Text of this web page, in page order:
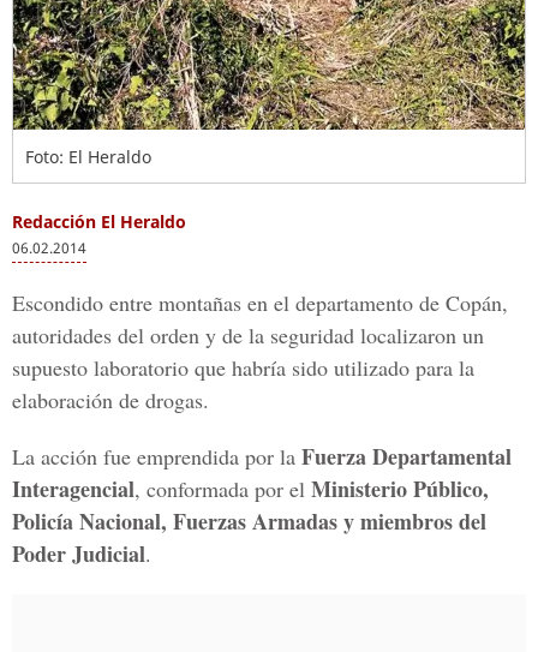
Foto: El Heraldo
Redacción El Heraldo
06.02.2014
Escondido entre montañas en el departamento de Copán,
autoridades del orden y de la seguridad localizaron un
supuesto laboratorio que habría sido utilizado para la
elaboración de drogas.
La acción fue emprendida por la Fuerza Departamental
Interagencial, conformada por el Ministerio Público,
Policía Nacional, Fuerzas Armadas y miembros del
Poder Judicial.